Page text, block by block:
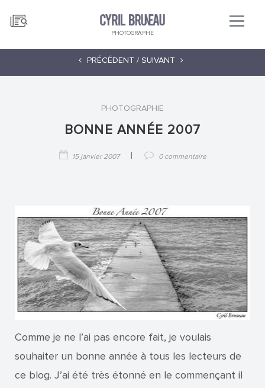
PHOTOGRAPHE
PRÉCÉDENT / SUIVANT
PHOTOGRAPHIE
BONNE ANNÉE 2007
15 janvier 2007 0 commentaire
Comme je ne l’ai pas encore fait, je voulais
souhaiter un bonne année à tous les lecteurs de
ce blog. J’ai été très étonné en le commençant il